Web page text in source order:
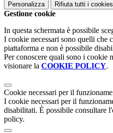
Personalizza Rifiuta tutti i cookies
Gestione cookie
In questa schermata è possibile
I cookie necessari sono quelli che
piattaforma e non è possibile
Per conoscere quali sono i cookie
visionare la COOKIE POLICY.
Cookie necessari per il
I cookie necessari per il
disabilitati. È possibile consultare
policy.